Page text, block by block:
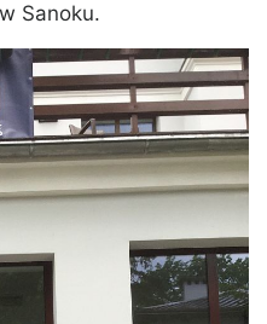
Sanoku.